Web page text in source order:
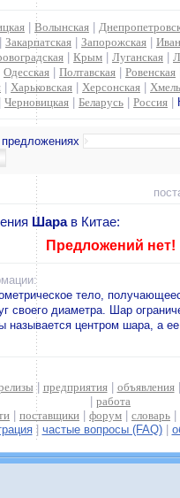
Волынская
Закарпатская Запорожская
Крым Луганская
Одесская Полтавская Ровенская
Харьковская Херсонская
Черновицкая Беларусь Россия
предложениях
Шарав Китае:
Предложений нет!
тело,
своего диаметра. Шар
называется центром шара, а
| предприятия| объявления|
работа
поставщики форум словарь
| частые вопросы (FAQ)|